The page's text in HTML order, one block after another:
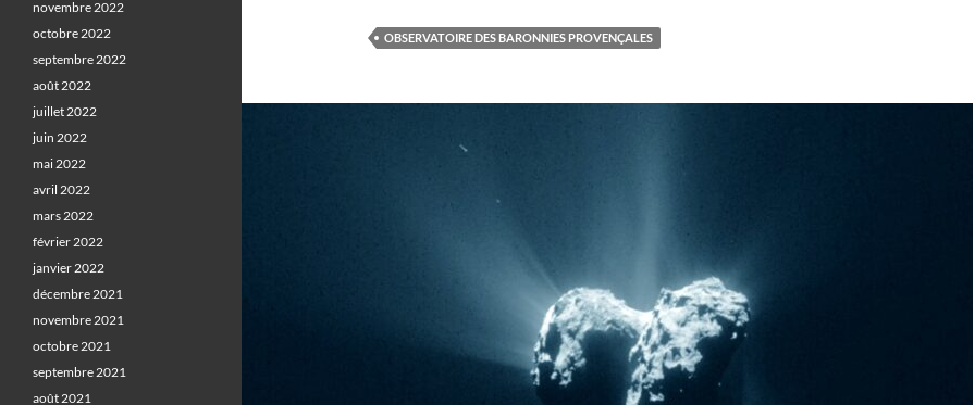
OBSERVATOIRE DES BARONNIES PROVENÇALES
novembre 2022
octobre 2022
septembre 2022
août 2022
juillet 2022
juin 2022
mai 2022
avril 2022
mars 2022
février 2022
janvier 2022
décembre 2021
novembre 2021
octobre 2021
septembre 2021
août 2021